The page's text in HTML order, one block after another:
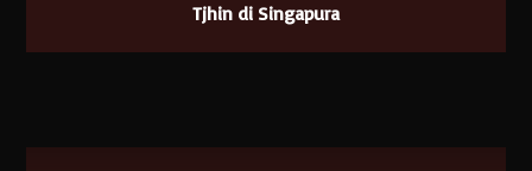
Tjhin di Singapura